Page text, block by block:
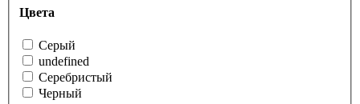
Цвета
Cерый
undefined
Серебристый
Черный